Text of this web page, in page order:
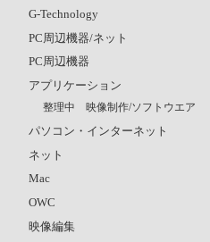
G-Technology
PC周辺機器/ネット
PC周辺機器
アプリケーション
整理中 映像制作/ソフトウエア
パソコン・インターネット
ネット
Mac
OWC
映像編集